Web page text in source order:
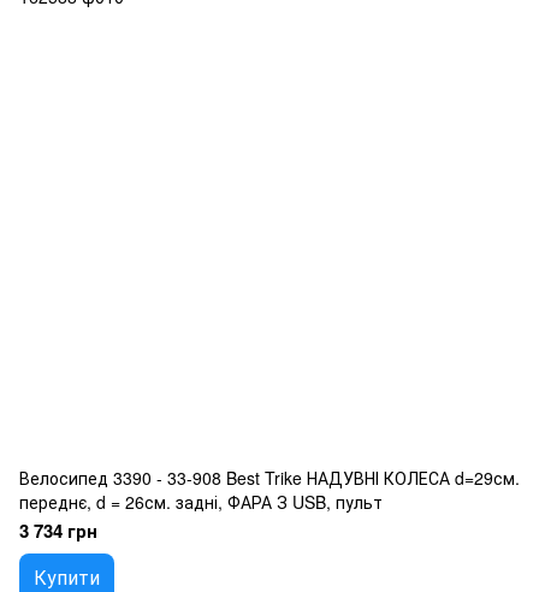
Велосипед 3390 - 33-908 Best Trike НАДУВНІ КОЛЕСА d=29см.
переднє, d = 26см. задні, ФАРА З USB, пульт
3 734 грн
Купити